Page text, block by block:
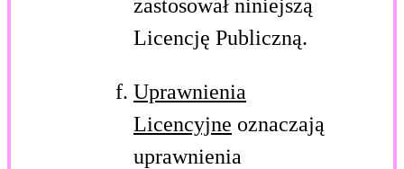
zastosował niniejszą
Licencję Publiczną.
Uprawnienia
Licencyjne oznaczają
uprawnienia